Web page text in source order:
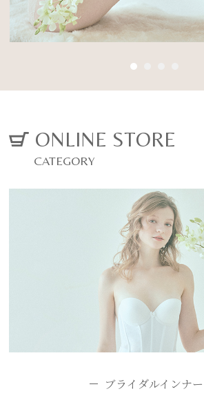
ONLINE STORE
CATEGORY
ブライダルインナー